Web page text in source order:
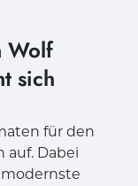
Wolf
sich
für den
auf. Dabei